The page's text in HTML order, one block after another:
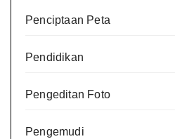
Penciptaan Peta
Pendidikan
Pengeditan Foto
Pengemudi